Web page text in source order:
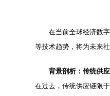
在当前全球经济数
等技术趋势，将为未来
背景剖析：传统供
在过去，传统供应链限